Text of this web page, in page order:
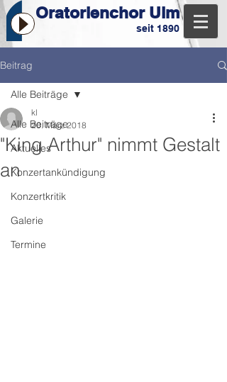
Oratorienchor Ulm
seit 1890
Beitrag
Alle Beiträge
Aktuelles
Konzertankündigung
Konzertkritik
Galerie
Termine
Alle Beiträge
"King Arthur" nimmt Gestalt
an
kl
20. März 2018